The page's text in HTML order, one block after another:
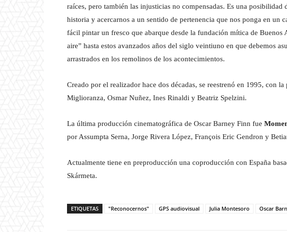
raíces, pero también las injusticias no compensadas. Es una posibilidad
historia y acercarnos a un sentido de pertenencia que nos ponga en un
fácil pintar un fresco que abarque desde la fundación mítica de Buenos
aire” hasta estos avanzados años del siglo veintiuno en que debemos
arrastrados en los remolinos de los acontecimientos.
Creado por el realizador hace dos décadas, se reestrenó en 1995, con
Miglioranza, Osmar Nuñez, Ines Rinaldi y Beatriz Spelzini.
La última producción cinematográfica de Oscar Barney Finn fue
por Assumpta Serna, Jorge Rivera López, François Eric Gendron y
Actualmente tiene en preproducción una coproducción con España
Skármeta.
ETIQUETAS "Reconocernos" GPS audiovisual Julia Montesoro Oscar